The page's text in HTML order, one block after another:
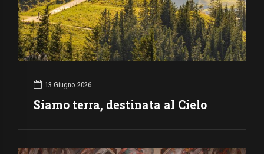
13 Giugno 2026
Siamo terra, destinata al Cielo